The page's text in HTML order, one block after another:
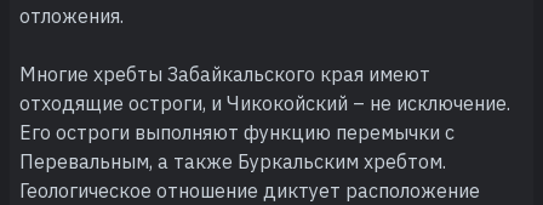
отложения.
Многие хребты Забайкальского края имеют
отходящие остроги, и Чикокойский – не исключение.
Его остроги выполняют функцию перемычки с
Перевальным, а также Буркальским хребтом.
Геологическое отношение диктует расположение